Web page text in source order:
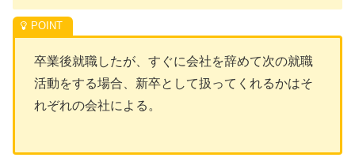
卒業後就職したが、すぐに会社を辞めて次の就職
活動をする場合、新卒として扱ってくれるかはそ
れぞれの会社による。